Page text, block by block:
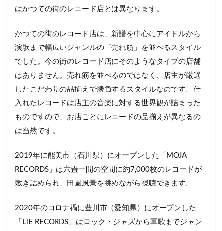
はかつての街のレコード店とは異なります。
かつての街のレコード店は、新譜を中心にアイドルから
演歌まで幅広いジャンルの「売れ筋」を並べるスタイル
でした。今の街のレコード店にそのようなタイプの店舗
はありません。売れ筋を並べるのではなく、店主が厳選
したこだわりの品揃えで勝負するスタイルなのです。仕
入れたレコードは店主の音楽に対する世界観が詰まった
ものですので、お店ごとにレコードの品揃えが異なるの
は当然です。
2019年に能美市（石川県）にオープンした「MOJA
RECORDS」は六畳一間の空間に約7,000枚のレコードが
敷き詰められ、田園風景を眺めながら視聴できます。
2020年のコロナ禍に豊川市（愛知県）にオープンした
「LiE RECORDS」はロック・ジャズから軍歌までジャン